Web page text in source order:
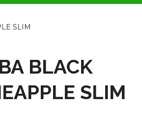
SLIM
BLACK
SLIM